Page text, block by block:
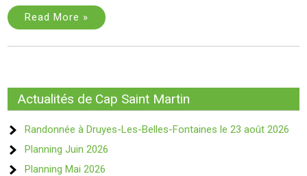
Read More »
Actualités de Cap Saint Martin
Randonnée à Druyes-Les-Belles-Fontaines le 23 août 2026
Planning Juin 2026
Planning Mai 2026